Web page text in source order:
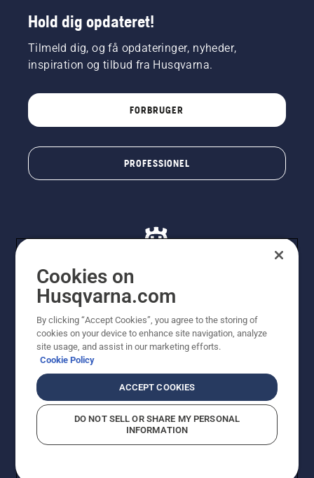
Hold dig opdateret!
Tilmeld dig, og få opdateringer, nyheder,
inspiration og tilbud fra Husqvarna.
FORBRUGER
PROFESSIONEL
viste priser er vejledende udsalgspriser. Der tages
forbehold for stave- og trykfejl samt prisændringer. Vi
stræber efter at have så nøjagtige oplysningerne på
dette websted som muligt. Alle anførte priser er
vejledende udsalgspriser (inkl. moms), medmindre
Bekendtgørelse vedr. beskyttelse af personlige oplysninger
Rapporter formodede overtrædelser
Cookies on
Husqvarna.com
By clicking “Accept Cookies”, you agree to the storing of
cookies on your device to enhance site navigation, analyze
site usage, and assist in our marketing efforts.
Cookie Policy
ACCEPT COOKIES
DO NOT SELL OR SHARE MY PERSONAL
INFORMATION